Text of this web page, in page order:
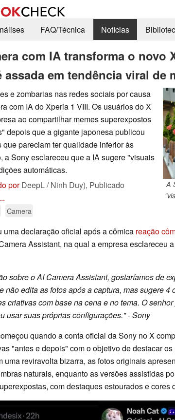
FAQ/Técnica Notícias
com IA transforma o novo
assada em tendência viral de
A
e zombarias nas redes sociais por causa
com IA do Xperia 1 VIII. Os usuários do X
ao compartilhar memes superexpostos
depois que a gigante japonesa publicou
pareciam ter qualidade inferior às
a Sony esclareceu que a IA sugere "visuais
automáticas.
porDeepL / Ninh Duy), Publicado
...
Camera
uma declaração oficial após a cômica reação
Assistant, na qual a empresa esclareceu
sobre o AI Camera Assistant, gostaríamos de
não edita as fotos após a captura, mas sugere 4
criativas com base na cena e no tema. O
usar suas próprias configurações." - Sony
quando a conta oficial da Sony no X
"antes e depois" com o objetivo de destacar
uma reviravolta bizarra, as fotos originais
naturais, enquanto as versões assistidas
com destaques estourados e cores